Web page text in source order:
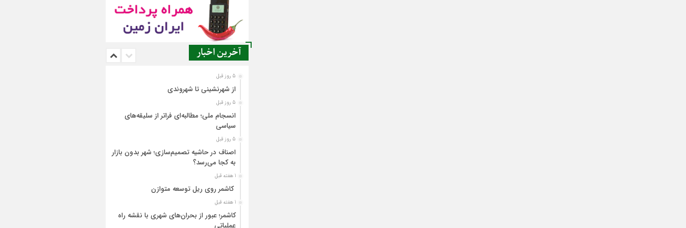
آخرین اخبار
5 روز قبل
از شهرنشینی تا شهروندی
5 روز قبل
انسجام ملی؛ مطالبه‌ای فراتر از سلیقه‌های
سیاسی
5 روز قبل
اصناف در حاشیه تصمیم‌سازی؛ شهر بدون بازار
به کجا می‌رسد؟
1 هفته قبل
کاشمر روی ریل توسعه متوازن
1 هفته قبل
کاشمر؛ عبور از بحران‌های شهری با نقشه راه
عملیاتی